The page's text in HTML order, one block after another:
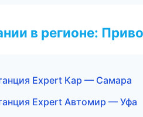
в регионе:
Expert Кар — Самара
Expert Автомир — Уфа